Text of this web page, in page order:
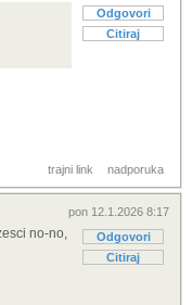
Odgovori
Citiraj
trajni link nadporuka
pon 12.1.2026 8:17
Odgovori
Citiraj
no-no,